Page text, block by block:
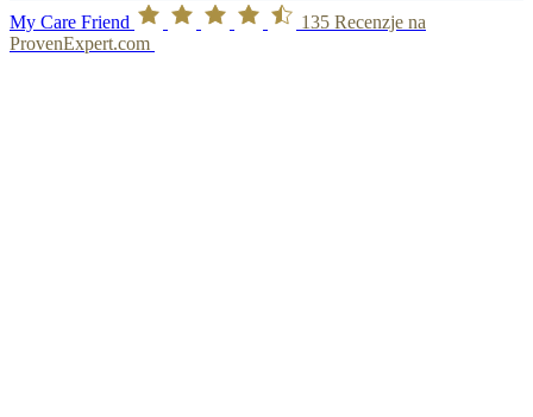
My Care Friend
135 Recenzje na
ProvenExpert.com